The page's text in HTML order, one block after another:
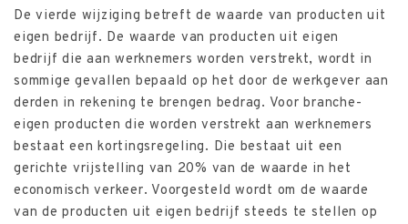
De vierde wijziging betreft de waarde van producten uit
eigen bedrijf. De waarde van producten uit eigen
bedrijf die aan werknemers worden verstrekt, wordt in
sommige gevallen bepaald op het door de werkgever aan
derden in rekening te brengen bedrag. Voor branche-
eigen producten die worden verstrekt aan werknemers
bestaat een kortingsregeling. Die bestaat uit een
gerichte vrijstelling van 20% van de waarde in het
economisch verkeer. Voorgesteld wordt om de waarde
van de producten uit eigen bedrijf steeds te stellen op